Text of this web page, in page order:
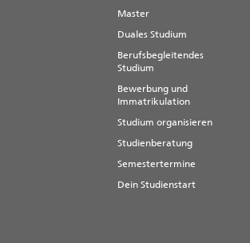
Master
Duales Studium
Berufsbegleitendes
Studium
Bewerbung und
Immatrikulation
Studium organisieren
Studienberatung
Semestertermine
Dein Studienstart